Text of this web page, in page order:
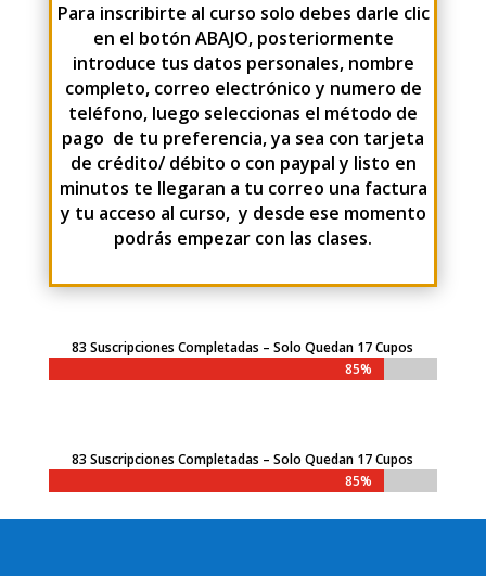
Para inscribirte al curso solo debes darle clic
en el botón ABAJO, posteriormente
introduce tus datos personales, nombre
completo, correo electrónico y numero de
teléfono, luego seleccionas el método de
pago de tu preferencia, ya sea con tarjeta
de crédito/ débito o con paypal y listo en
minutos te llegaran a tu correo una factura
y tu acceso al curso, y desde ese momento
podrás empezar con las clases.
83 Suscripciones Completadas – Solo Quedan 17 Cupos
85%
83 Suscripciones Completadas – Solo Quedan 17 Cupos
85%